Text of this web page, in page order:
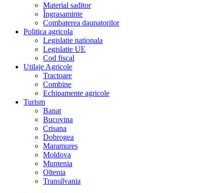
Material saditor
Îngrasaminte
Combaterea daunatorilor
Politica agricola
Legislatie nationala
Legislatie UE
Cod fiscal
Utilaje Agricole
Tractoare
Combine
Echipamente agricole
Turism
Banat
Bucovina
Crisana
Dobrogea
Maramures
Moldova
Muntenia
Oltenia
Transilvania